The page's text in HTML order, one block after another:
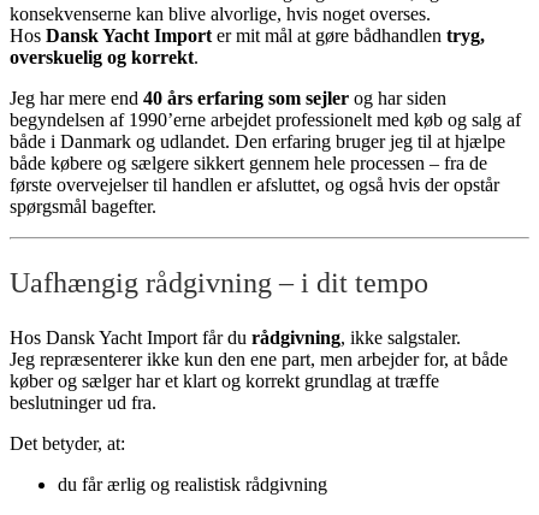
konsekvenserne kan blive alvorlige, hvis noget overses.
Hos Dansk Yacht Importer mit mål at gøre bådhandlen tryg,
overskuelig og korrekt.
Jeg har mere end 40 års erfaring som sejler og har siden
begyndelsen af 1990’erne arbejdet professionelt med køb og salg af
både i Danmark og udlandet. Den erfaring bruger jeg til at hjælpe
både købere og sælgere sikkert gennem hele processen – fra de
første overvejelser til handlen er afsluttet, og også hvis der opstår
spørgsmål bagefter.
Uafhængig rådgivning – i dit tempo
Hos Dansk Yacht Import får du rådgivning, ikke salgstaler.
Jeg repræsenterer ikke kun den ene part, men arbejder for, at både
køber og sælger har et klart og korrekt grundlag at træffe
beslutninger ud fra.
Det betyder, at:
du får ærlig og realistisk rådgivning